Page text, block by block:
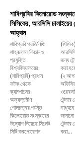
শাবিপ্রবির কিলোরোড
সিসিকের, আরসিসি ঢালাইয়ের
আহ্বান
শাবিপ্রবি প্রতিনিধি:
শাহজালাল বিজ্ঞান ও
প্রযুক্তি
বিশ্ববিদ্যালয়ের
(শাবিপ্রবি) প্রধান
ফটক থেকে
ক্যাম্পাসের
অভ্যন্তরীণ
গোলচত্বর পর্যন্ত
কিলোরোড সংস্কারের
উদ্যোগ নিয়েছে সিলেট
সিটি করপোরেশন
(সিসিক)। এ লক্ষ্যে
আরসিসি ঢালাই কাজের
জন্য টেন্ডার আহ্বান
করা হয়েছে। রবিবার
(২ আগস্ট) সিসিকের
অফিসিয়াল
ওয়েবসাইটে এক ই-
টেন্ডার নোটিশের
মাধ্যমে বিষয়টি
জানানো হয়। ই-
টেন্ডার নোটিশে উল্লেখ
করা...